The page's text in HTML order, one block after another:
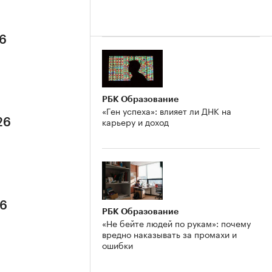
РБК Образование
«Ген успеха»: влияет ли ДНК на
карьеру и доход
РБК Образование
«Не бейте людей по рукам»: почему
вредно наказывать за промахи и
ошибки